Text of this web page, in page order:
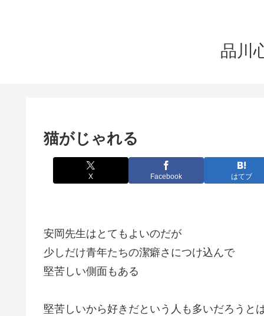
品川
猫がじゃれる
X Facebook はてブ
安岡先生はとてもよいのだが
少しだけ青年たちの潔癖さにつけ込んで
堅苦しい側面もある
堅苦しいから好きだという人も多いだろうと